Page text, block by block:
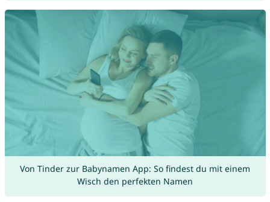
Von Tinder zur Babynamen App: So findest du mit einem
Wisch den perfekten Namen